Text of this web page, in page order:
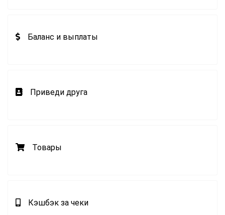
Баланс и выплаты
Приведи друга
Товары
Кэшбэк за чеки